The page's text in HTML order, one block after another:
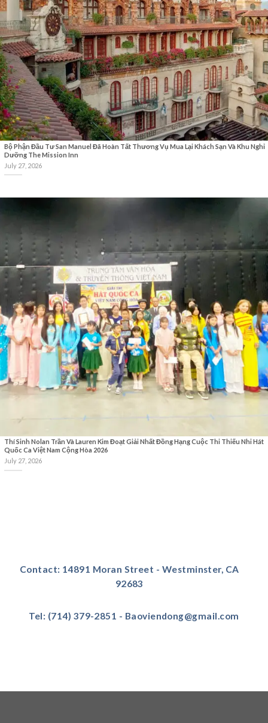
Bộ Phận Đầu Tư San Manuel Đã Hoàn Tất Thương Vụ Mua Lại Khách Sạn Và Khu Nghỉ
Dưỡng The Mission Inn
July 27, 2026
Thí Sinh Nolan Trần Và Lauren Kim Đoạt Giải Nhất Đồng Hạng Cuộc Thi Thiếu Nhi Hát
Quốc Ca Việt Nam Cộng Hòa 2026
July 27, 2026
Contact: 14891 Moran Street - Westminster, CA
92683
Tel: (714) 379-2851 - Baoviendong@gmail.com